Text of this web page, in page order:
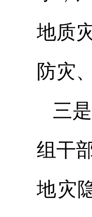
地质
防灾
三
组干
地灾